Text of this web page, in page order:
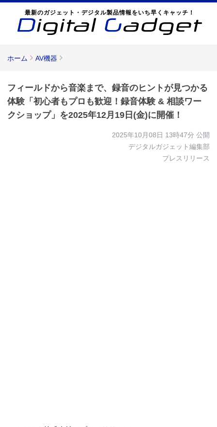
最新のガジェット・デジタル製品情報をいち早くキャッチ！
ホーム AV機器
フィールドから音楽まで、録音のヒントが見つかる
体験「初心者もプロも歓迎！録音体験 & 相談ワー
クショップ」を2025年12月19日(金)に開催！
2025年10月08日 13時47分 公開
デジタルガジェット編集部
プレスリリース